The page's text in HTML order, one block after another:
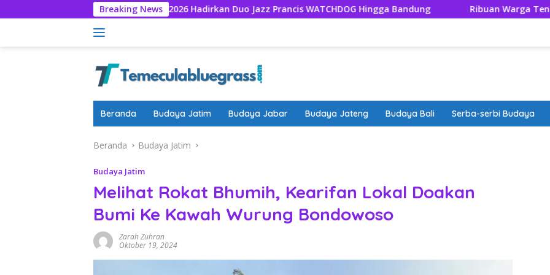
ke
Breaking News
TP Jazz Universe 2026 Hadirkan Duo Jazz Prancis WATCHDOG Hingga Bandung Ribuan Warga Tengger Tutup
Beranda Budaya Jatim Budaya Jabar Budaya Jateng Budaya Bali Serba-serbi Budaya
Beranda Budaya Jatim
Budaya Jatim
Melihat Rokat Bhumih, Kearifan Lokal Doakan
Bumi Ke Kawah Wurung Bondowoso
Zarah Zuhran
Oktober 19, 2024